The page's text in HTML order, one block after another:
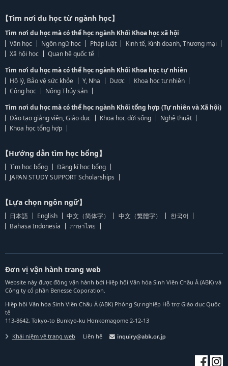
【Tìm nơi du học từ ngành học】
Tìm nơi du học mà có thể học ngành Khối Khoa học xã hội
Văn học
Ngôn ngữ học Pháp luật
Kinh tế, Kinh doanh, Thương mại
Xã hội học
Quan hệ quốc tế
Tìm nơi du học mà có thể học ngành Khối Khoa học tự nhiên
Hộ lý, Bảo vệ sức khỏe
Y, Nha Dược
Khoa học tự nhiên
Công học
Nông Thủy sản
Tìm nơi du học mà có thể học ngành Khối tổng hợp (Tự nhiên và Xã hội)
Đào tạo giảng viên, Giáo dục
Khoa học đời sống
Nghệ thuật
Khoa học tổng hợp
【Hướng dẫn tìm học bổng】
Tìm học bổng
Đăng kí học bổng
JAPAN STUDY SUPPORT Scholarships
【Lựa chọn ngôn ngữ】
日本語 English 中文（简体字） 中文（繁體字）
한국어
Bahasa Indonesia
ภาษาไทย
Đơn vị vận hành trang web
Website này được đồng vận hành bởi Hiệp hội Văn hóa Sinh Viên Châu Á (ABK) và
Công ty cổ phần Benesse Coporation.
Hiệp hội Văn hóa Sinh Viên Châu Á (ABK) Phòng Sự nghiệp Hỗ trợ Giáo dục Quốc
tế
113-8642, Tokyo-to Bunkyo-ku Honkomagome 2-12-13
Khái niệm về trang web Liên hệ